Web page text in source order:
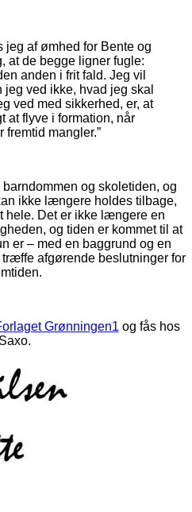
af ømhed for Bente og
at de begge ligner fugle:
anden i frit fald. Jeg vil
ved ikke, hvad jeg skal
ved med sikkerhed, er, at
at flyve i formation, når
mangler.”
og skoletiden, og
ikke længere holdes tilbage,
hele. Det er ikke længere en
og tiden er kommet til at
er – med en baggrund og en
afgørende beslutninger for
Grønningen1 og fås hos
Saxo.